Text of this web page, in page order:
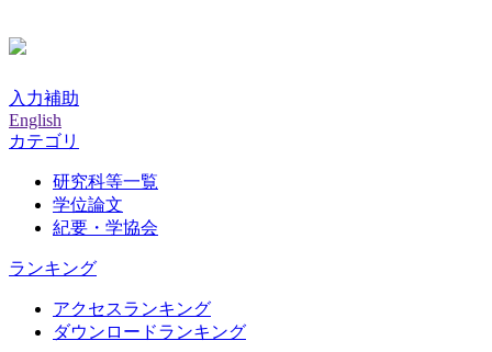
入力補助
English
カテゴリ
研究科等一覧
学位論文
紀要・学協会
ランキング
アクセスランキング
ダウンロードランキング